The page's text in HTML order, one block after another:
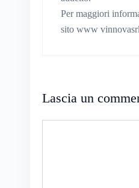
Per maggiori
sito www
Lascia un